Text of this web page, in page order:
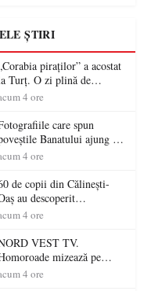
ȘTIRI
piraților” a acostat
Turț. O zi plină de
și lecții despre
de vară
4 ore
care spun
Banatului ajung la
de Artă Satu Mare
4 ore
de copii din Călinești-
au descoperit
local la Casa
4 ore
VEST TV.
mizează pe
turism și investiții.
4 ore